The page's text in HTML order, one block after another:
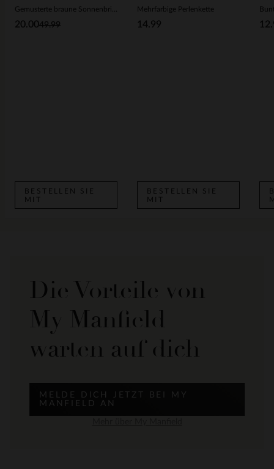
49.99
20.00
BESTELLEN SIE
MIT
Mehrfarbige Perlenkette
14.99
BESTELLEN SIE
MIT
Die Vorteile von
My Manfield
warten auf dich
MELDE DICH JETZT BEI MY
MANFIELD AN